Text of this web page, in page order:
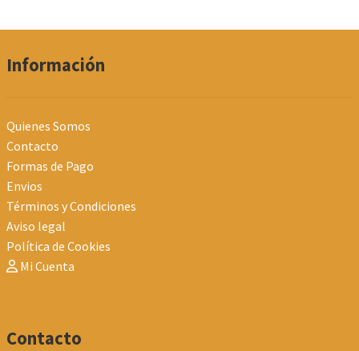
Información
Quienes Somos
Contacto
Formas de Pago
Envios
Términos y Condiciones
Aviso legal
Política de Cookies
Mi Cuenta
Contacto